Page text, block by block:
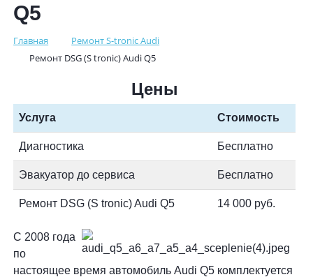
Q5
Главная
Ремонт S-tronic Audi
Ремонт DSG (S tronic) Audi Q5
Цены
Услуга Стоимость
Диагностика Бесплатно
Эвакуатор до сервиса Бесплатно
Ремонт DSG (S tronic) Audi Q5 14 000 руб.
С 2008 года
по
настоящее время автомобиль Audi Q5 комплектуется